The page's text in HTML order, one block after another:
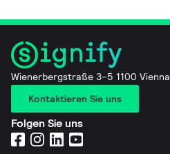
Wienerbergstraße 3–5 1100 Vienna
Kontaktieren Sie uns
Folgen Sie uns